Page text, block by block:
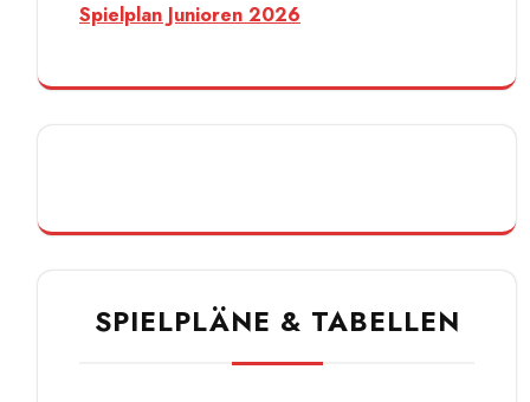
Spielplan Junioren 2026
SPIELPLÄNE & TABELLEN